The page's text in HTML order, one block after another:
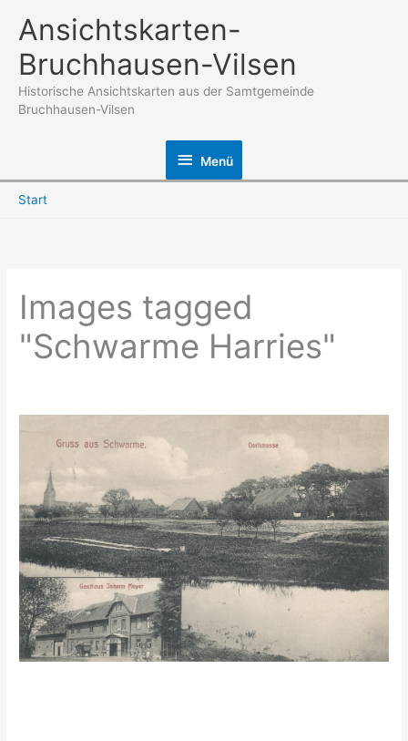
Inhalt
springen
Ansichtskarten-
Bruchhausen-Vilsen
Historische Ansichtskarten aus der Samtgemeinde
Bruchhausen-Vilsen
Menü
Menü
Start
Images tagged
"Schwarme Harries"